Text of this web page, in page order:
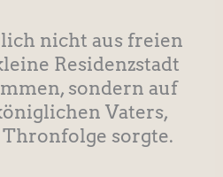
nicht aus freien
Residenzstadt
sondern auf
Vaters,
sorgte.